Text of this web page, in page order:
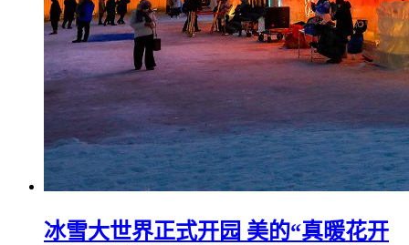
冰雪大世界正式开园 美的“真暖花开